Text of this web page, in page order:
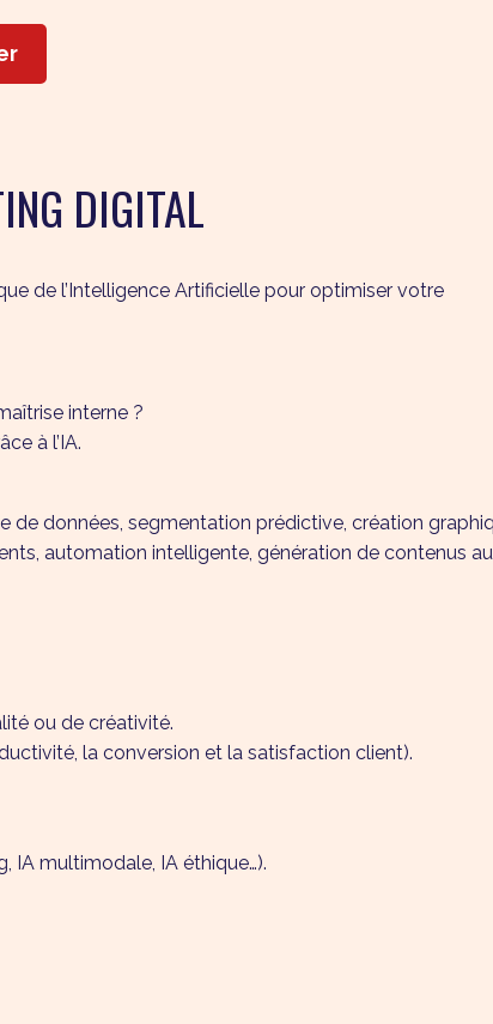
DIGITAL
de l’Intelligence Artificielle pour optimiser votre
interne ?
à l’IA.
données, segmentation prédictive, création
automation intelligente, génération de contenus
ou de créativité.
la conversion et la satisfaction client).
IA multimodale, IA éthique…).